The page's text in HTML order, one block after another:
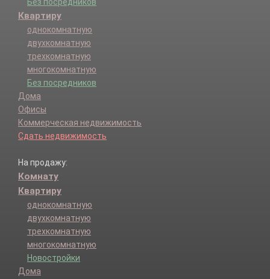
Квартиру
однокомнатную
двухкомнатную
трехкомнатную
многокомнатную
Без посредников
Дома
Офисы
Коммерческая недвижимость
Сдать недвижимость
На продажу:
Комнату
Квартиру
однокомнатную
двухкомнатную
трехкомнатную
многокомнатную
Новостройки
Дома